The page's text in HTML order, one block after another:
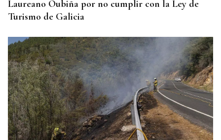
Laureano Oubiña por no cumplir con la Ley de
Turismo de Galicia